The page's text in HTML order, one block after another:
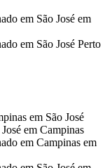
em São José em
em São José Perto
em São José
em Campinas
em Campinas em